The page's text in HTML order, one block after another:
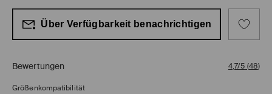
Über Verfügbarkeit benachrichtigen
Bewertungen 4,7/5 (48)
Größenkompatibilität